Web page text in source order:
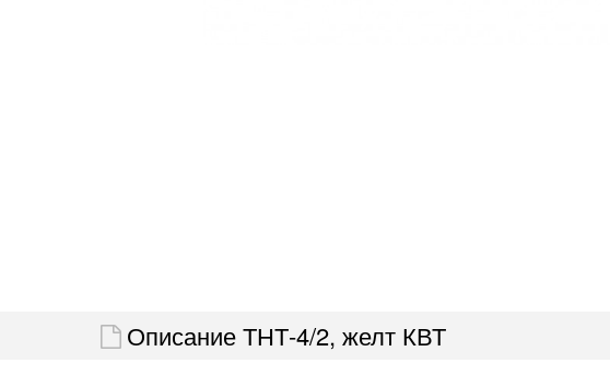
Описание ТНТ-4/2, желт КВТ